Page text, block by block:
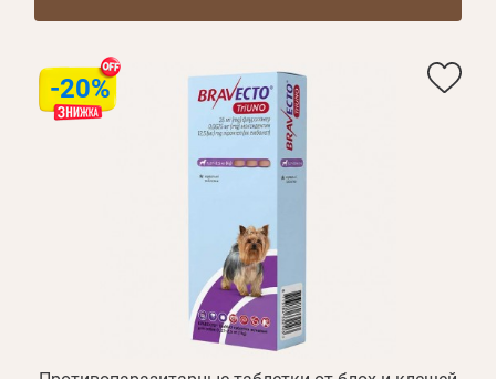
-20%